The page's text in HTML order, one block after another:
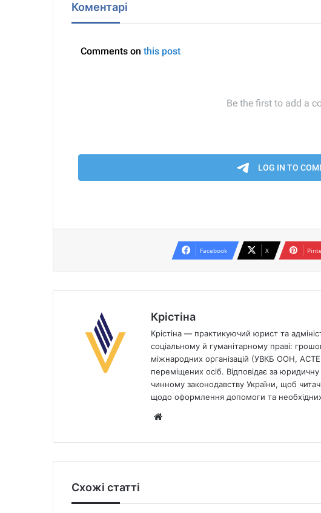
Коментарі
Facebook X
Крістіна
Крістіна — практикуючий юрист та
соціальному й гуманітарному праві:
міжнародних організацій (УВКБ ООН,
переміщених осіб. Відповідає за юридичну
чинному законодавству України, щоб
щодо оформлення допомоги та
Схожі статті